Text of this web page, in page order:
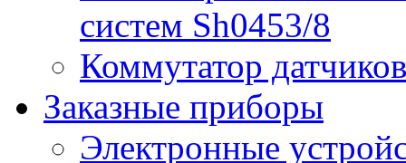
систем Sh0453/8
Коммутатор
Заказные приборы
Электронные